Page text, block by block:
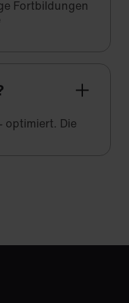
Fortbildungen
optimiert. Die